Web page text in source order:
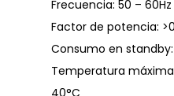
Frecuencia: 50 – 60Hz
Factor de potencia:
Consumo en standby:
Temperatura